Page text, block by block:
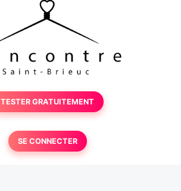
TESTER GRATUITEMENT
SE CONNECTER